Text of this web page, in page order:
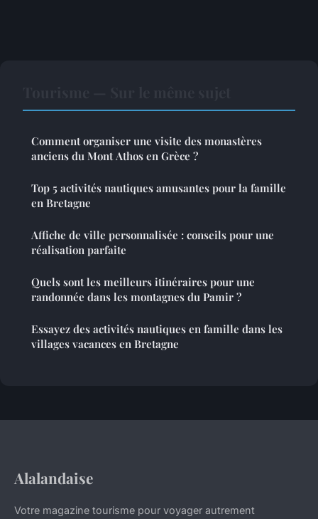
Comment organiser une visite des monastères
anciens du Mont Athos en Grèce ?
Top 5 activités nautiques amusantes pour la famille
en Bretagne
Affiche de ville personnalisée : conseils pour une
réalisation parfaite
Quels sont les meilleurs itinéraires pour une
randonnée dans les montagnes du Pamir ?
Essayez des activités nautiques en famille dans les
villages vacances en Bretagne
Alalandaise
Votre magazine tourisme pour voyager autrement